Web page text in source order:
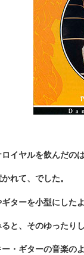
イヤルを飲んだのは
れて、でした。
ターを小型にした
と、そのゆったりし
・ギターの音楽のよ